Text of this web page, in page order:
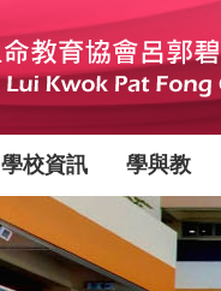
學校資訊 學與教